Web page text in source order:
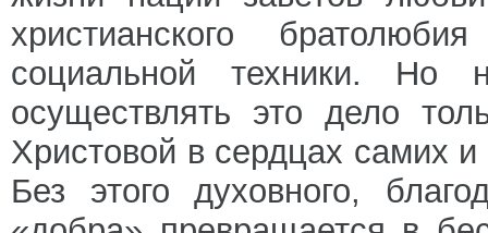
христианского
социальной техники. Но
осуществлять это дело
Христовой в сердцах самих
Без этого духовного,